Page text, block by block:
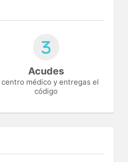
Acudes
médico y entregas el
código